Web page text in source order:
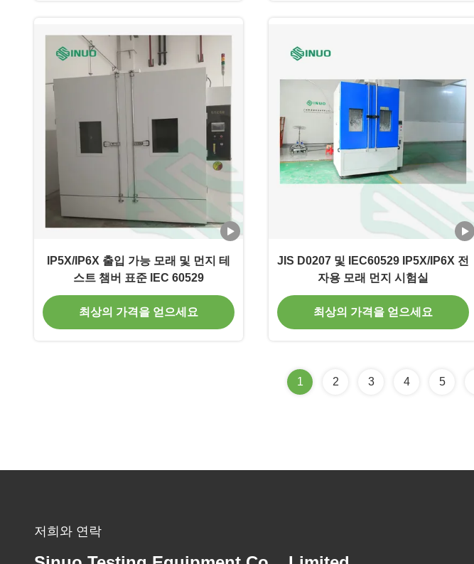
IP5X/IP6X 출입 가능 모래 및 먼지 테
스트 챔버 표준 IEC 60529
최상의 가격을 얻으세요
JIS D0207 및 IEC60529 IP5X/IP6X 전
자용 모래 먼지 시험실
최상의 가격을 얻으세요
1 2 3 4 5
저희와 연락